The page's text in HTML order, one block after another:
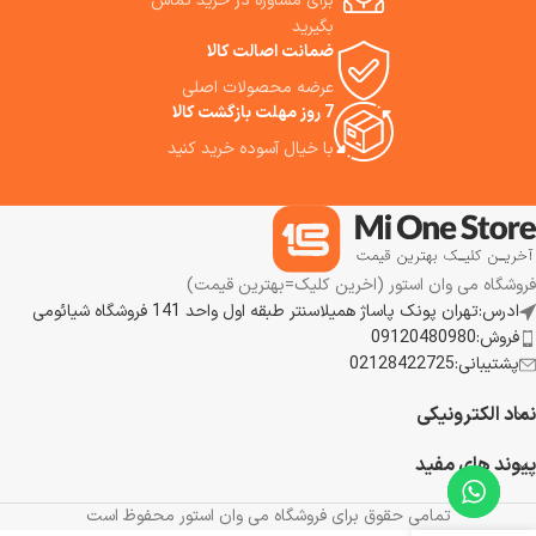
بگیرید
ضمانت اصالت کالا
عرضه محصولات اصلی
7 روز مهلت بازگشت کالا
با خیال آسوده خرید کنید
فروشگاه می وان استور (اخرین کلیک=بهترین قیمت)
ادرس:تهران پونک پاساژ همیلاسنتر طبقه اول واحد 141 فروشگاه شیائومی
فروش:09120480980
پشتیبانی:02128422725
نماد الکترونیکی
پیوند های مفید
تمامی حقوق برای فروشگاه می وان استور محفوظ است